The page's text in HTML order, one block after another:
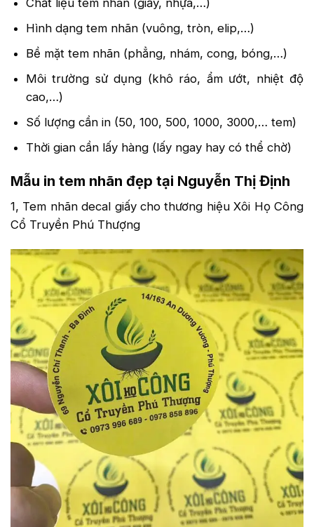
Hình dạng tem nhãn (vuông, tròn, elip,…)
Bề mặt tem nhãn (phẳng, nhám, cong, bóng,…)
Môi trường sử dụng (khô ráo, ẩm ướt, nhiệt độ
cao,…)
Số lượng cần in (50, 100, 500, 1000, 3000,… tem)
Thời gian cần lấy hàng (lấy ngay hay có thể chờ)
Mẫu in tem nhãn đẹp tại Nguyễn Thị Định
1, Tem nhãn decal giấy cho thương hiệu Xôi Họ Công
Cổ Truyền Phú Thượng